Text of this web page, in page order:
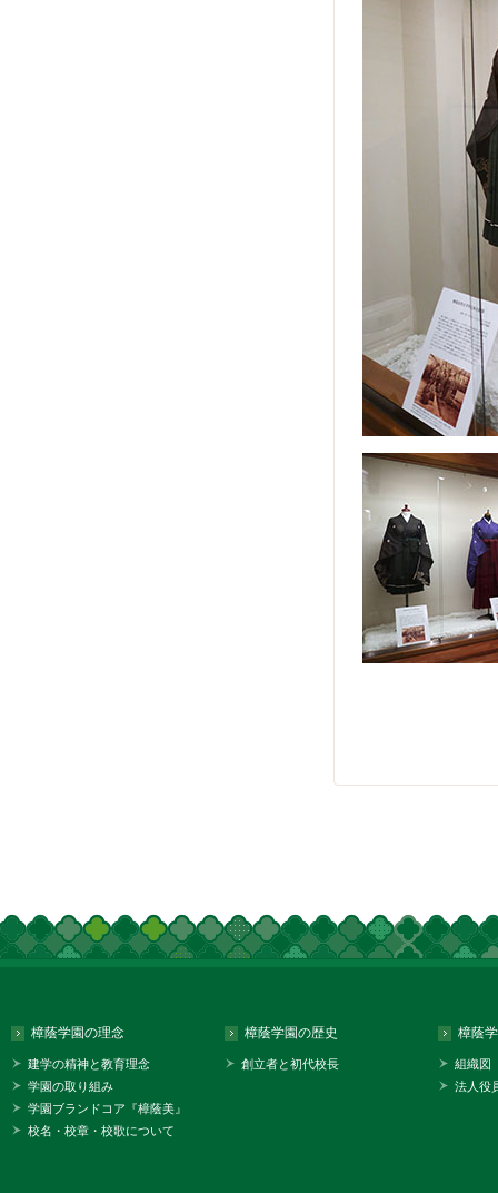
樟蔭学園の理念
建学の精神と教育理念
学園の取り組み
学園ブランドコア『樟蔭美』
校名・校章・校歌について
樟蔭学園の歴史
創立者と初代校長
樟蔭
組織図
法人役